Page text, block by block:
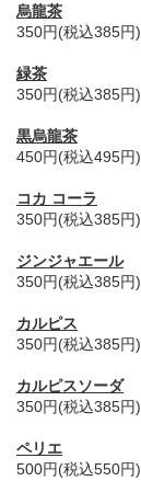
烏龍茶
350円(税込385円)
緑茶
350円(税込385円)
黒烏龍茶
450円(税込495円)
コカ コーラ
350円(税込385円)
ジンジャエール
350円(税込385円)
カルピス
350円(税込385円)
カルピスソーダ
350円(税込385円)
ペリエ
500円(税込550円)